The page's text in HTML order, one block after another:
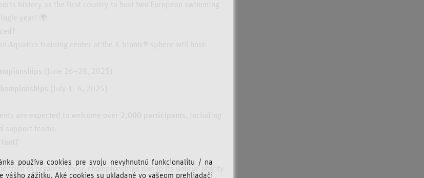
history as the first country to host two European swimming
year! 🌍
Aquatics training center at the X-bionic® sphere will host:
are expected to welcome over
support teams.
trust to organize these championships due to its unique ability
používa cookies pre svoju nevyhnutnú funkcionalitu / na
vášho zážitku. Aké cookies su ukladané vo vašeom prehliadači